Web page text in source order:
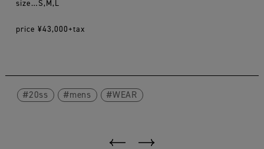
size…S,M,L
price ¥43,000+tax
20ss mens WEAR